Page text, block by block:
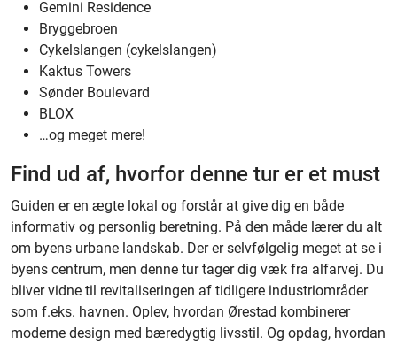
Gemini Residence
Bryggebroen
Cykelslangen (cykelslangen)
Kaktus Towers
Sønder Boulevard
BLOX
…og meget mere!
Find ud af, hvorfor denne tur er et must
Guiden er en ægte lokal og forstår at give dig en både
informativ og personlig beretning. På den måde lærer du alt
om byens urbane landskab. Der er selvfølgelig meget at se i
byens centrum, men denne tur tager dig væk fra alfarvej. Du
bliver vidne til revitaliseringen af tidligere industriområder
som f.eks. havnen. Oplev, hvordan Ørestad kombinerer
moderne design med bæredygtig livsstil. Og opdag, hvordan